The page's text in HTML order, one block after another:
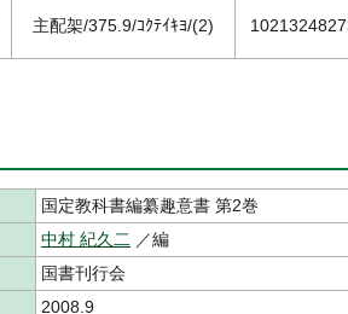
主配架/375.9/ｺｸﾃｲｷﾖ/(2)
国定教科書編纂趣意書 第2巻
中村 紀久二 ／編
国書刊行会
2008.9